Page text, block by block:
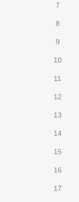
7
8
9
10
11
12
13
14
15
16
17